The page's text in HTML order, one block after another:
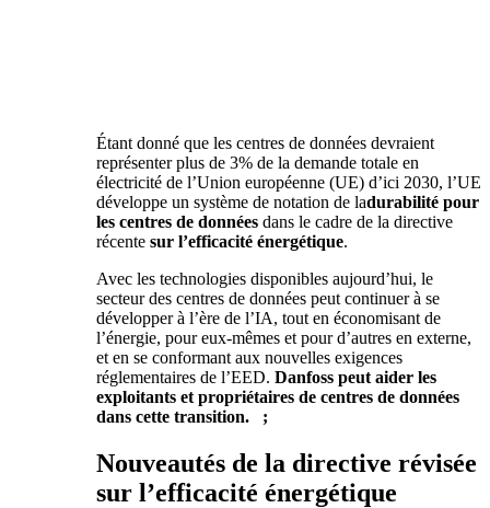
Étant donné que les centres de données devraient
représenter plus de 3% de la demande totale en
électricité de l’Union européenne (UE) d’ici 2030, l’UE
développe un système de notation de ladurabilité pour
les centres de données dans le cadre de la directive
récente sur l’efficacité énergétique.
Avec les technologies disponibles aujourd’hui, le
secteur des centres de données peut continuer à se
développer à l’ère de l’IA, tout en économisant de
l’énergie, pour eux-mêmes et pour d’autres en externe,
et en se conformant aux nouvelles exigences
réglementaires de l’EED. Danfoss peut aider les
exploitants et propriétaires de centres de données
dans cette transition. ;
Nouveautés de la directive révisée
sur l’efficacité énergétique